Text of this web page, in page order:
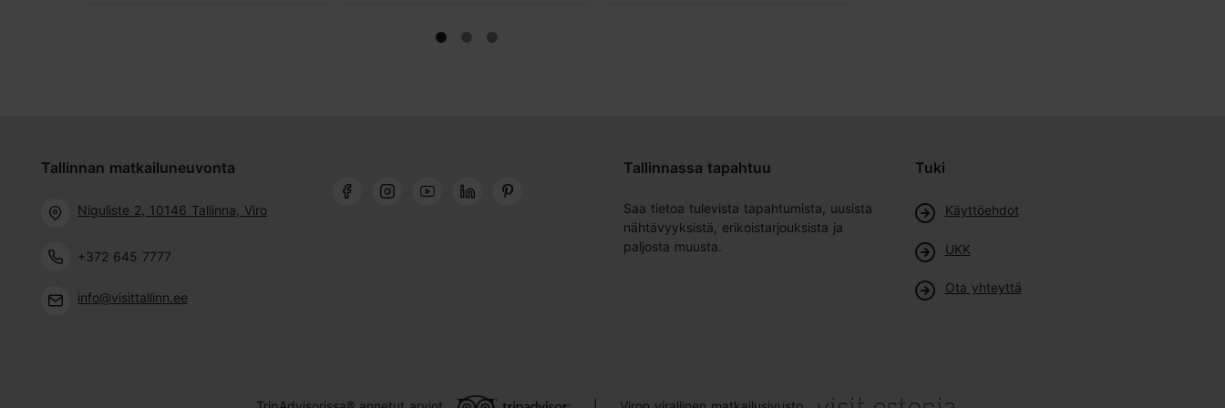
Tallinnan matkailuneuvonta
Niguliste 2, 10146 Tallinna, Viro
+372 645 7777
info@visittallinn.ee
Tallinnassa tapahtuu
Saa tietoa tulevista tapahtumista, uusista
nähtävyyksistä, erikoistarjouksista ja
paljosta muusta.
Tuki
Käyttöehdot
UKK
Ota yhteyttä